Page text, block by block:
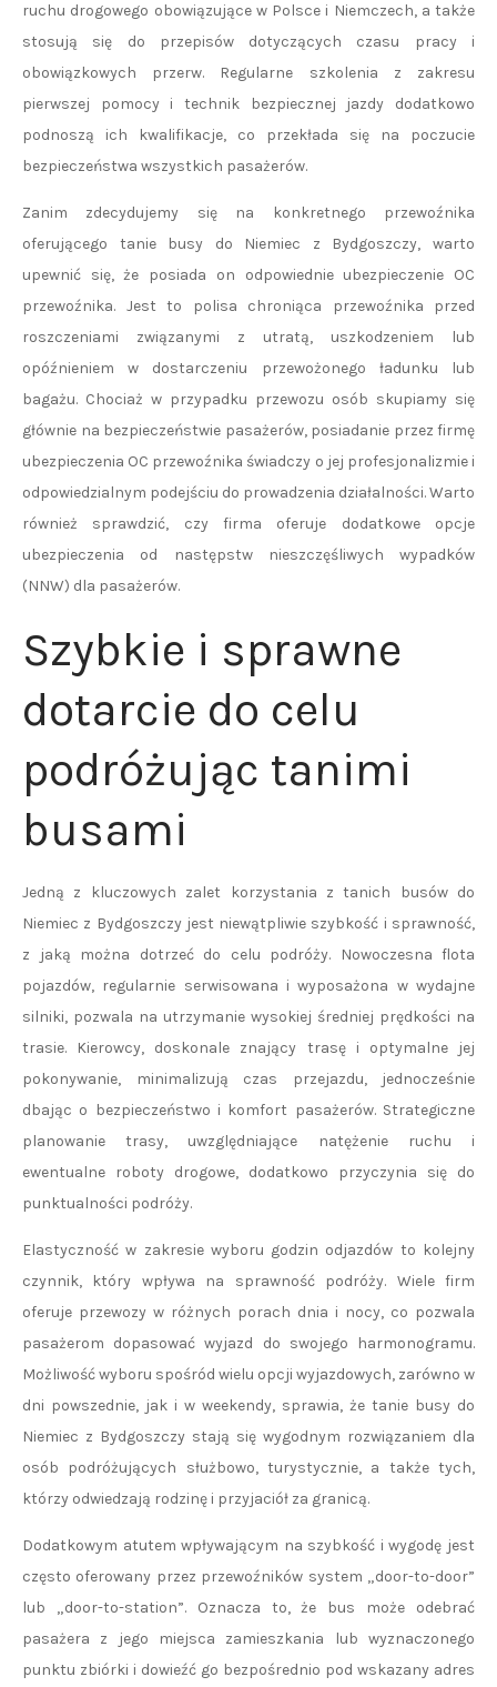
ruchu drogowego obowiązujące w Polsce i Niemczech, a także
stosują się do przepisów dotyczących czasu pracy i
obowiązkowych przerw. Regularne szkolenia z zakresu
pierwszej pomocy i technik bezpiecznej jazdy dodatkowo
podnoszą ich kwalifikacje, co przekłada się na poczucie
bezpieczeństwa wszystkich pasażerów.
Zanim zdecydujemy się na konkretnego przewoźnika
oferującego tanie busy do Niemiec z Bydgoszczy, warto
upewnić się, że posiada on odpowiednie ubezpieczenie OC
przewoźnika. Jest to polisa chroniąca przewoźnika przed
roszczeniami związanymi z utratą, uszkodzeniem lub
opóźnieniem w dostarczeniu przewożonego ładunku lub
bagażu. Chociaż w przypadku przewozu osób skupiamy się
głównie na bezpieczeństwie pasażerów, posiadanie przez firmę
ubezpieczenia OC przewoźnika świadczy o jej profesjonalizmie i
odpowiedzialnym podejściu do prowadzenia działalności. Warto
również sprawdzić, czy firma oferuje dodatkowe opcje
ubezpieczenia od następstw nieszczęśliwych wypadków
(NNW) dla pasażerów.
Szybkie i sprawne
dotarcie do celu
podróżując tanimi
busami
Jedną z kluczowych zalet korzystania z tanich busów do
Niemiec z Bydgoszczy jest niewątpliwie szybkość i sprawność,
z jaką można dotrzeć do celu podróży. Nowoczesna flota
pojazdów, regularnie serwisowana i wyposażona w wydajne
silniki, pozwala na utrzymanie wysokiej średniej prędkości na
trasie. Kierowcy, doskonale znający trasę i optymalne jej
pokonywanie, minimalizują czas przejazdu, jednocześnie
dbając o bezpieczeństwo i komfort pasażerów. Strategiczne
planowanie trasy, uwzględniające natężenie ruchu i
ewentualne roboty drogowe, dodatkowo przyczynia się do
punktualności podróży.
Elastyczność w zakresie wyboru godzin odjazdów to kolejny
czynnik, który wpływa na sprawność podróży. Wiele firm
oferuje przewozy w różnych porach dnia i nocy, co pozwala
pasażerom dopasować wyjazd do swojego harmonogramu.
Możliwość wyboru spośród wielu opcji wyjazdowych, zarówno w
dni powszednie, jak i w weekendy, sprawia, że tanie busy do
Niemiec z Bydgoszczy stają się wygodnym rozwiązaniem dla
osób podróżujących służbowo, turystycznie, a także tych,
którzy odwiedzają rodzinę i przyjaciół za granicą.
Dodatkowym atutem wpływającym na szybkość i wygodę jest
często oferowany przez przewoźników system „door-to-door”
lub „door-to-station”. Oznacza to, że bus może odebrać
pasażera z jego miejsca zamieszkania lub wyznaczonego
punktu zbiórki i dowieźć go bezpośrednio pod wskazany adres